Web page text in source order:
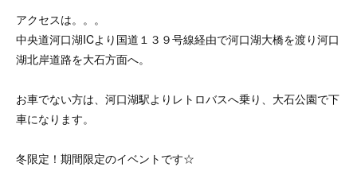
アクセスは。。。
中央道河口湖ICより国道１３９号線経由で河口湖大橋を渡り河口
湖北岸道路を大石方面へ。
お車でない方は、河口湖駅よりレトロバスへ乗り、大石公園で下
車になります。
冬限定！期間限定のイベントです☆